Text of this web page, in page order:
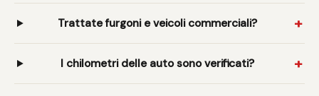
Trattate furgoni e veicoli commerciali?
I chilometri delle auto sono verificati?